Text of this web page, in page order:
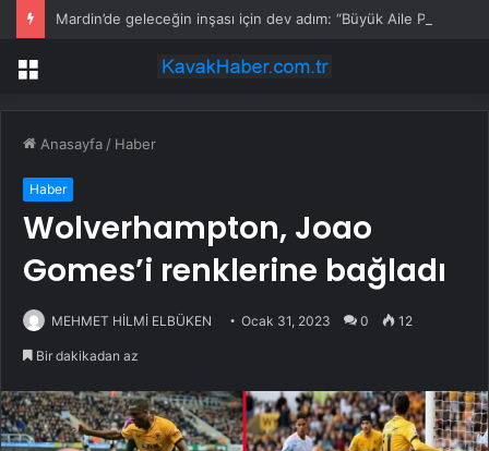
Menü
Anasayfa / Haber
Haber
Wolverhampton, Joao
Gomes’i renklerine bağladı
MEHMET HİLMİ ELBÜKEN Ocak 31, 2023 0 12
Bir dakikadan az